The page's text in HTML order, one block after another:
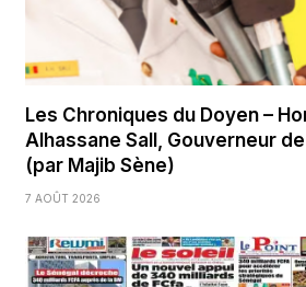
Les Chroniques du Doyen –
Alhassane Sall, Gouverneur
(par Majib Sène)
7 AOÛT 2026